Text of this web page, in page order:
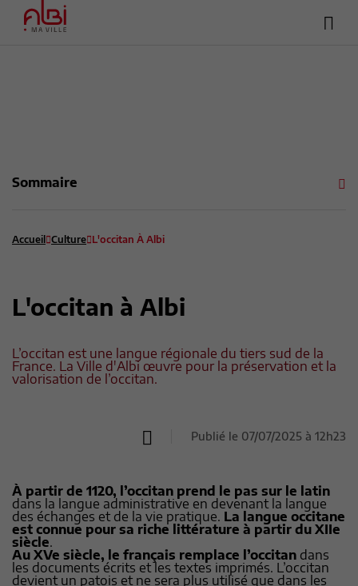
Sommaire
Accueil Culture L'occitan À Albi
L'occitan à Albi
L’occitan est une langue régionale du tiers sud de la
France. La Ville d'Albi œuvre pour la préservation et la
valorisation de l’occitan.
Publié le 07/07/2025 à 12h23
À partir de 1120, l’occitan prend le pas sur le latin
dans la langue administrative en devenant la langue
des échanges et de la vie pratique. La langue occitane
est connue pour sa riche littérature à partir du XIIe
siècle.
Au XVe siècle, le français remplace l’occitan dans
les documents écrits et les textes imprimés. L’occitan
devient un patois et ne sera plus utilisé que dans les